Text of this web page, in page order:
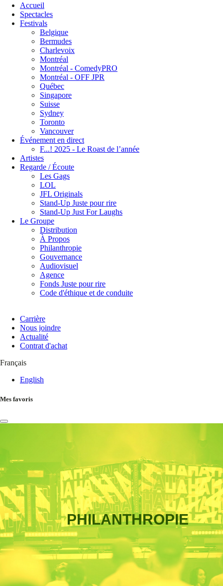
Accueil
Spectacles
Festivals
Belgique
Bermudes
Charlevoix
Montréal
Montréal - ComedyPRO
Montréal - OFF JPR
Québec
Singapore
Suisse
Sydney
Toronto
Vancouver
Événement en direct
F...! 2025 - Le Roast de l’année
Artistes
Regarde / Écoute
Les Gags
LOL
JFL Originals
Stand-Up Juste pour rire
Stand-Up Just For Laughs
Le Groupe
Distribution
À Propos
Philanthropie
Gouvernance
Audiovisuel
Agence
Fonds Juste pour rire
Code d'éthique et de conduite
Carrière
Nous joindre
Actualité
Contrat d'achat
Français
English
Mes favoris
PHILANTHROPIE